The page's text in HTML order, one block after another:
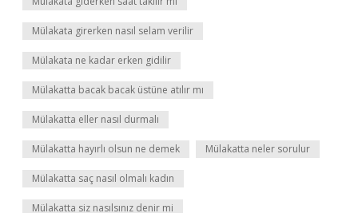
Mülakata girerken nasıl selam verilir
Mülakata ne kadar erken gidilir
Mülakatta bacak bacak üstüne atılır mı
Mülakatta eller nasıl durmalı
Mülakatta hayırlı olsun ne demek Mülakatta neler sorulur
Mülakatta saç nasıl olmalı kadın
Mülakatta siz nasılsınız denir mi